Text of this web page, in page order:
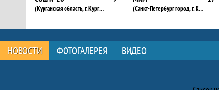
(Курганская область, г. Курган) (Санкт-Петербург город, г. Колпино)
НОВОСТИ ФОТОГАЛЕРЕЯ ВИДЕО